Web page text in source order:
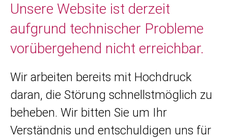
Unsere Website ist derzeit
aufgrund technischer Probleme
vorübergehend nicht erreichbar.
Wir arbeiten bereits mit Hochdruck
daran, die Störung schnellstmöglich zu
beheben. Wir bitten Sie um Ihr
Verständnis und entschuldigen uns für